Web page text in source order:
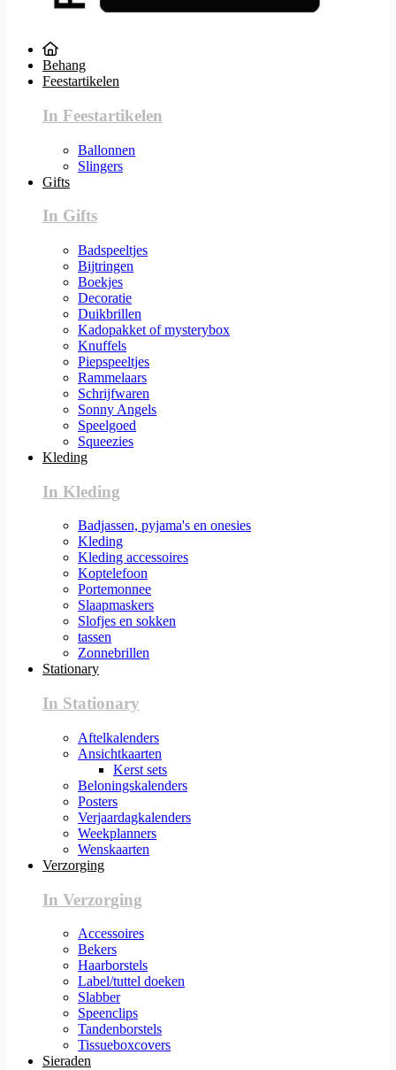
Behang
Feestartikelen
In Feestartikelen
Ballonnen
Slingers
Gifts
In Gifts
Badspeeltjes
Bijtringen
Boekjes
Decoratie
Duikbrillen
Kadopakket of mysterybox
Knuffels
Piepspeeltjes
Rammelaars
Schrijfwaren
Sonny Angels
Speelgoed
Squeezies
Kleding
In Kleding
Badjassen, pyjama's en onesies
Kleding
Kleding accessoires
Koptelefoon
Portemonnee
Slaapmaskers
Slofjes en sokken
tassen
Zonnebrillen
Stationary
In Stationary
Aftelkalenders
Ansichtkaarten
Kerst sets
Beloningskalenders
Posters
Verjaardagkalenders
Weekplanners
Wenskaarten
Verzorging
In Verzorging
Accessoires
Bekers
Haarborstels
Label/tuttel doeken
Slabber
Speenclips
Tandenborstels
Tissueboxcovers
Sieraden